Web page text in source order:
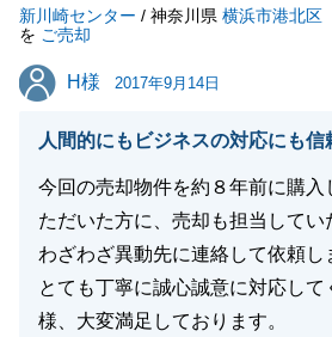
新川崎センター / 神奈川県 横浜市港北区
を ご売却
H様
H様 2017年9月14日
人間的にもビジネスの対応にも信
今回の売却物件を約８年前に購入
ただいた方に、売却も担当してい
わざわざ異動先に連絡して依頼し
とても丁寧に誠心誠意に対応して
様、大変満足しております。